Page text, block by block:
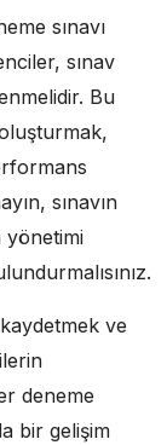
sınavı
sınav
Bu
sınavın
yönetimi
ve
deneme
bir gelişim